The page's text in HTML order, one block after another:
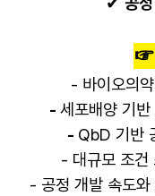
☞
- 바이오의
- 세포배양 기반
- QbD 기반
- 대규모 조건
- 공정 개발 속도와